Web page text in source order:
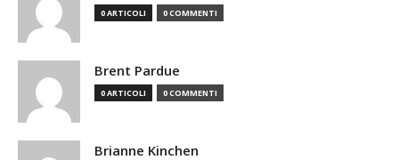
0 ARTICOLI 0 COMMENTI
Brent Pardue
0 ARTICOLI 0 COMMENTI
Brianne Kinchen